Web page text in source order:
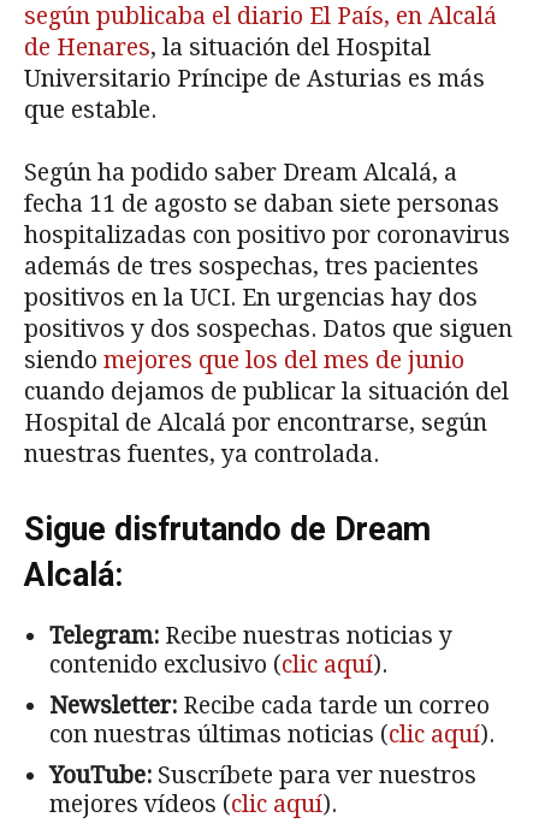
según publicaba el diario El País, en Alcalá
de Henares, la situación del Hospital
Universitario Príncipe de Asturias es más
que estable.
Según ha podido saber Dream Alcalá, a
fecha 11 de agosto se daban siete personas
hospitalizadas con positivo por coronavirus
además de tres sospechas, tres pacientes
positivos en la UCI. En urgencias hay dos
positivos y dos sospechas. Datos que siguen
siendo mejores que los del mes de junio
cuando dejamos de publicar la situación del
Hospital de Alcalá por encontrarse, según
nuestras fuentes, ya controlada.
Sigue disfrutando de Dream
Alcalá:
Telegram: Recibe nuestras noticias y
contenido exclusivo (clic aquí).
Newsletter: Recibe cada tarde un correo
con nuestras últimas noticias (clic aquí).
YouTube: Suscríbete para ver nuestros
mejores vídeos (clic aquí).